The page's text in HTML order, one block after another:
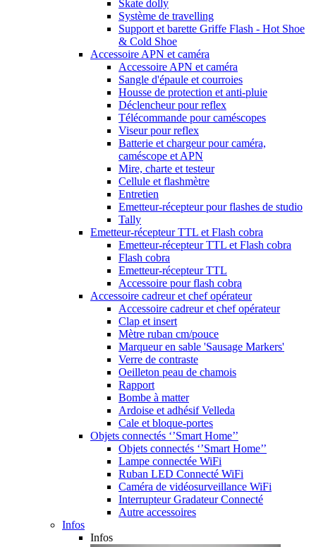
Skate dolly
Système de travelling
Support et barette Griffe Flash - Hot Shoe
& Cold Shoe
Accessoire APN et caméra
Accessoire APN et caméra
Sangle d'épaule et courroies
Housse de protection et anti-pluie
Déclencheur pour reflex
Télécommande pour caméscopes
Viseur pour reflex
Batterie et chargeur pour caméra,
caméscope et APN
Mire, charte et testeur
Cellule et flashmètre
Entretien
Emetteur-récepteur pour flashes de studio
Tally
Emetteur-récepteur TTL et Flash cobra
Emetteur-récepteur TTL et Flash cobra
Flash cobra
Emetteur-récepteur TTL
Accessoire pour flash cobra
Accessoire cadreur et chef opérateur
Accessoire cadreur et chef opérateur
Clap et insert
Mètre ruban cm/pouce
Marqueur en sable 'Sausage Markers'
Verre de contraste
Oeilleton peau de chamois
Rapport
Bombe à matter
Ardoise et adhésif Velleda
Cale et bloque-portes
Objets connectés ‘’Smart Home’’
Objets connectés ‘’Smart Home’’
Lampe connectée WiFi
Ruban LED Connecté WiFi
Caméra de vidéosurveillance WiFi
Interrupteur Gradateur Connecté
Autre accessoires
Infos
Infos